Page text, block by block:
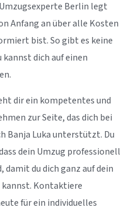
Berlin legt
Anfang an über alle Kosten
bist. So gibt es keine
kannst dich auf einen
dir ein kompetentes und
zur Seite, das dich bei
Banja Luka unterstützt. Du
dein Umzug professionell
du dich ganz auf dein
kannst. Kontaktiere
für ein individuelles